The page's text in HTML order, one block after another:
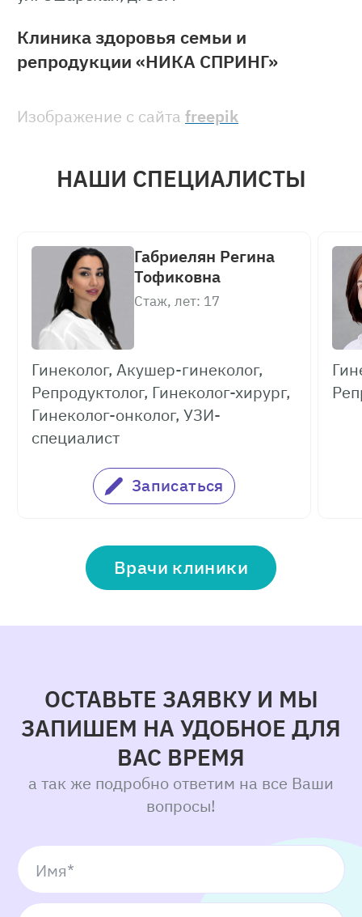
Клиника здоровья семьи и
репродукции «НИКА СПРИНГ»
Изображение с сайта freepik
НАШИ СПЕЦИАЛИСТЫ
Габриелян Регина
Тофиковна
Стаж, лет: 17
Гинеколог, Акушер-гинеколог,
Репродуктолог, Гинеколог-хирург,
Гинеколог-онколог, УЗИ-
специалист
Записаться
Врачи клиники
ОСТАВЬТЕ ЗАЯВКУ И МЫ
ЗАПИШЕМ НА УДОБНОЕ ДЛЯ
ВАС ВРЕМЯ
а так же подробно ответим на все Ваши
вопросы!
Имя*